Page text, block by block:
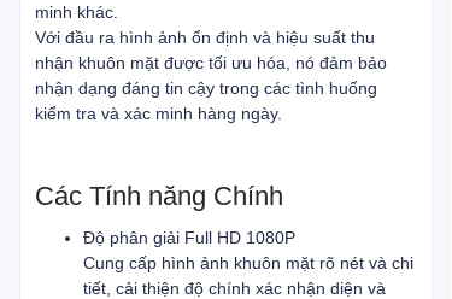
minh khác.
Với đầu ra hình ảnh ổn định và hiệu suất thu
nhận khuôn mặt được tối ưu hóa, nó đảm bảo
nhận dạng đáng tin cậy trong các tình huống
kiểm tra và xác minh hàng ngày.
Các Tính năng Chính
Độ phân giải Full HD 1080P
Cung cấp hình ảnh khuôn mặt rõ nét và chi
tiết, cải thiện độ chính xác nhận diện và